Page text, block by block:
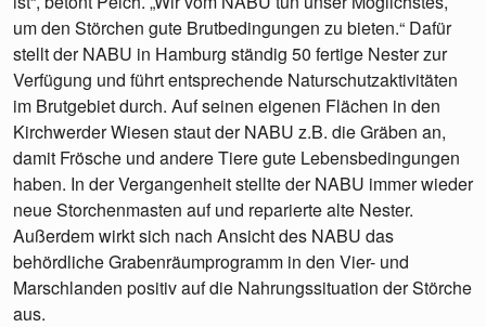
um den Störchen gute Brutbedingungen zu bieten.“ Dafür
stellt der NABU in Hamburg ständig 50 fertige Nester zur
Verfügung und führt entsprechende Naturschutzaktivitäten
im Brutgebiet durch. Auf seinen eigenen Flächen in den
Kirchwerder Wiesen staut der NABU z.B. die Gräben an,
damit Frösche und andere Tiere gute Lebensbedingungen
haben. In der Vergangenheit stellte der NABU immer wieder
neue Storchenmasten auf und reparierte alte Nester.
Außerdem wirkt sich nach Ansicht des NABU das
behördliche Grabenräumprogramm in den Vier- und
Marschlanden positiv auf die Nahrungssituation der Störche
aus.